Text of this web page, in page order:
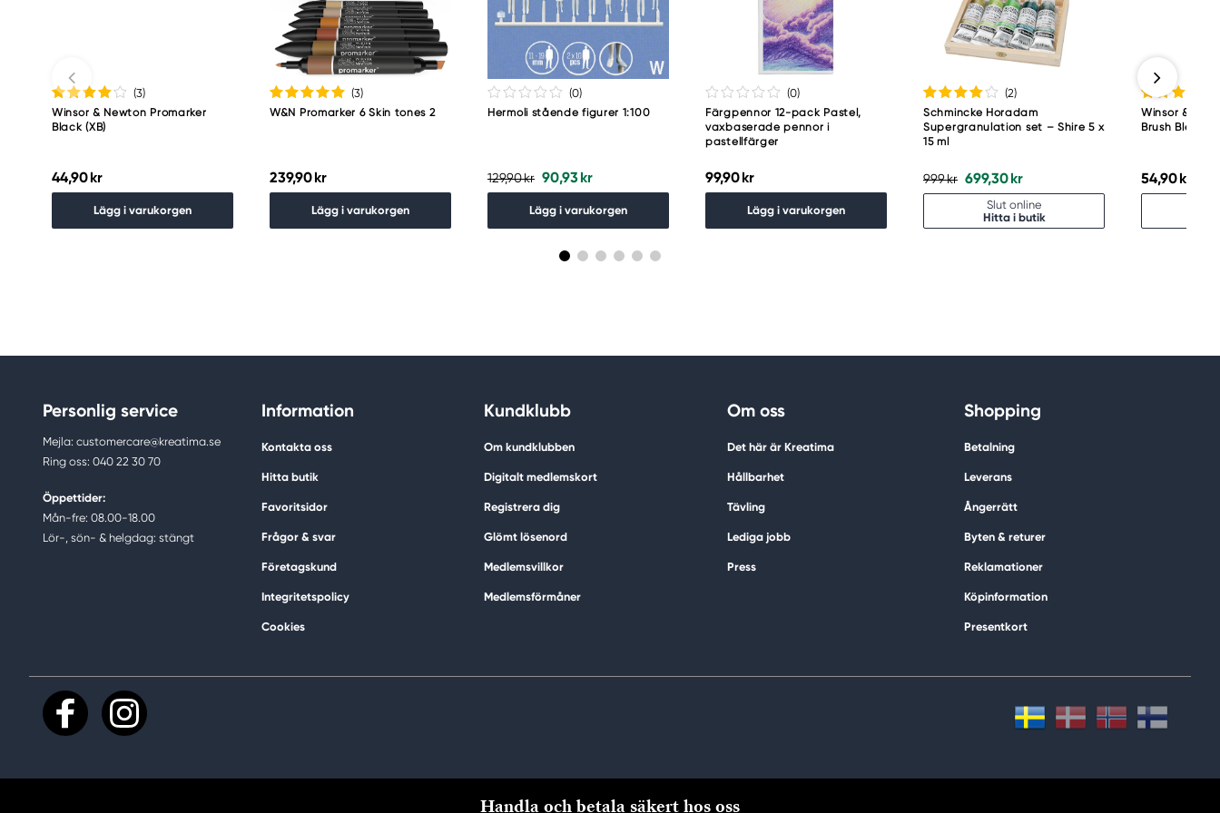
(3)
Winsor & Newton Promarker
Black (XB)
44,90 kr
Lägg i varukorgen
(3)
W&N Promarker 6 Skin tones 2
239,90 kr
Lägg i varukorgen
(0)
Hermoli stående figurer 1:100
129,90 kr 90,93 kr
Lägg i varukorgen
(0)
Färgpennor 12-pack Pastel,
vaxbaserade pennor i
pastellfärger
99,90 kr
Lägg i varukorgen
(2)
Schmincke Horadam
Supergranulation set – Shire 5 x
15 ml
999 kr 699,30 kr
Slut online
Hitta i butik
Winsor &
Brush Blender
54,90 kr
Personlig service
Mejla: customercare@kreatima.se
Ring oss: 040 22 30 70
Öppettider:
Mån-fre: 08.00-18.00
Lör-, sön- & helgdag: stängt
Information
Kontakta oss
Hitta butik
Favoritsidor
Frågor & svar
Företagskund
Integritetspolicy
Cookies
Kundklubb
Om kundklubben
Digitalt medlemskort
Registrera dig
Glömt lösenord
Medlemsvillkor
Medlemsförmåner
Om oss
Det här är Kreatima
Hållbarhet
Tävling
Lediga jobb
Press
Shopping
Betalning
Leverans
Ångerrätt
Byten & returer
Reklamationer
Köpinformation
Presentkort
Handla och betala säkert hos oss